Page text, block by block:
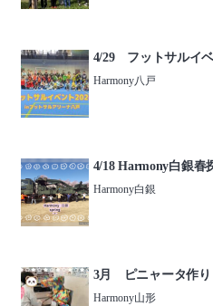
4/29 フットサルイ
Harmony八戸
4/18 Harmony白銀春
Harmony白銀
3月 ピニャータ作り
Harmony山形